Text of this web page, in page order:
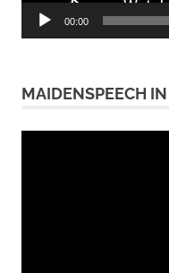
00:00
MAIDENSPEECH